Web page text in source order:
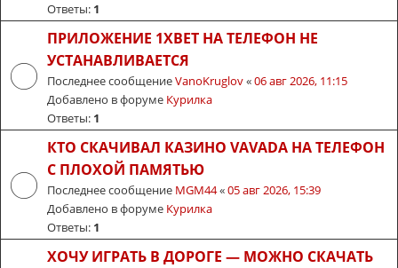
Ответы: 1
ПРИЛОЖЕНИЕ 1XBET НА ТЕЛЕФОН НЕ
УСТАНАВЛИВАЕТСЯ
Последнее сообщениеVanoKruglov«06 авг 2026, 11:15
Добавлено в форуме Курилка
Ответы: 1
КТО СКАЧИВАЛ КАЗИНО VAVADA НА ТЕЛЕФОН
С ПЛОХОЙ ПАМЯТЬЮ
Последнее сообщение MGM44«05 авг 2026, 15:39
Добавлено в форуме Курилка
Ответы: 1
ХОЧУ ИГРАТЬ В ДОРОГЕ — МОЖНО СКАЧАТЬ